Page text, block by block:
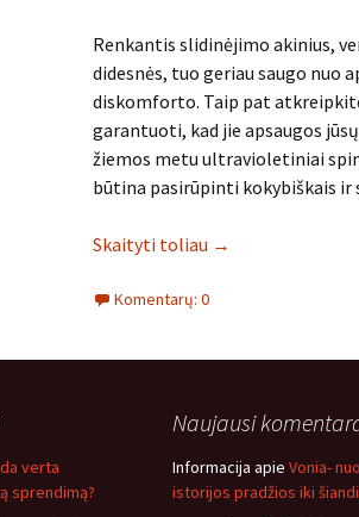
Renkantis slidinėjimo akinius,
didesnės, tuo geriau saugo nuo
diskomforto. Taip pat
garantuoti, kad jie apsaugos
žiemos metu ultravioletiniai
būtina pasirūpinti kokybiškais
Skaityti toliau →
Komentarų: 0
verta
sprendimą?
Naujausi
Informacija apie Vonia- nuo
istorijos pradžios iki